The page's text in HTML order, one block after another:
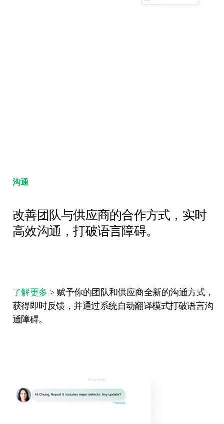
沟通
改善团队与供应商的合作方式，实时
高效沟通，打破语言障碍。
了解更多 > 赋予你的团队和供应商全新的沟通方式，
获得即时反馈，并通过系统自动翻译模式打破语言沟
通障碍。